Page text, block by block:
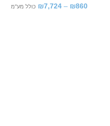
₪860
–
₪7,724 כולל מע"מ